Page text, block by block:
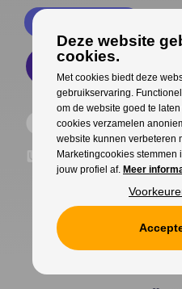
Cookies
Deze website
cookies.
Met cookies biedt deze
gebruikservaring.
om de website goed te
cookies verzamelen
website kunnen verbeteren
Marketingcookies
jouw profiel af. Meer